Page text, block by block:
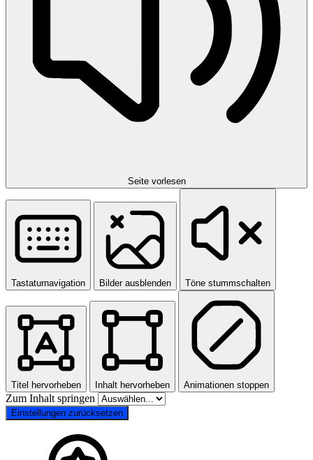
Seite vorlesen
Tastaturnavigation Bilder ausblenden Töne stummschalten
Titel hervorheben Inhalt hervorheben Animationen stoppen
Zum Inhalt springen
Einstellungen zurücksetzen